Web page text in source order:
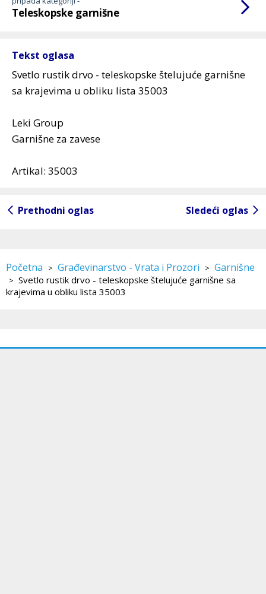
Teleskopske garnišne
Tekst oglasa
Svetlo rustik drvo - teleskopske štelujuće garnišne
sa krajevima u obliku lista 35003
Leki Group
Garnišne za zavese
Artikal: 35003
Prethodni oglas Sledeći oglas
Početna > Građevinarstvo - Vrata i Prozori > Garnišne
> Svetlo rustik drvo - teleskopske štelujuće garnišne sa
krajevima u obliku lista 35003